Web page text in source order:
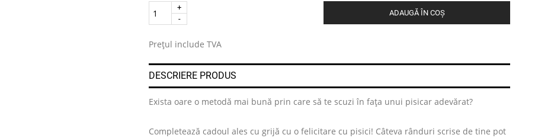
Quantity
ADAUGĂ ÎN COȘ
Prețul include TVA
DESCRIERE PRODUS
Exista oare o metodă mai bună prin care să te scuzi în fața unui pisicar adevărat?
Completează cadoul ales cu grijă cu o felicitare cu pisici! Câteva rânduri scrise de tine pot